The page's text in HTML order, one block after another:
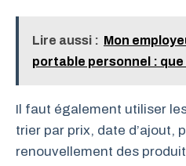
Lire aussi : Mon
portable personnel : que
Il faut également utiliser
trier par prix, date d’ajout,
renouvellement des